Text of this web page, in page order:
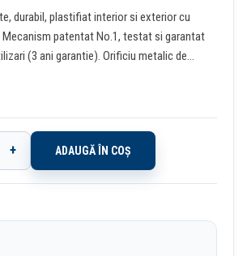
durabil, plastifiat interior si exterior cu
Mecanism patentat No.1, testat si garantat
(3 ani garantie). Orificiu metalic de
cu sina metalica. Buzunar pe cotor cu
Latime cotor: 50 mm.
+ ADAUGĂ ÎN COȘ